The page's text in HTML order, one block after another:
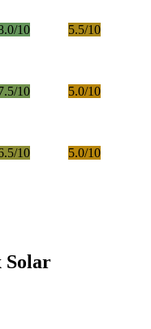
10 5.5/10
10 5.0/10
10 5.0/10
Solar